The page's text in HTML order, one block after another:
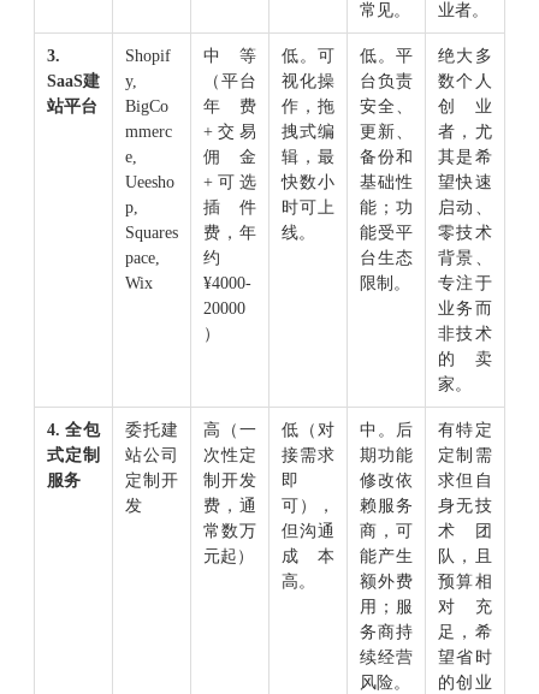
常见。
业者。
3.
SaaS建
站平台
Shopif
y,
BigCo
mmerc
e,
Ueesho
p,
Squares
pace,
Wix
中等
（平台
年费
+交易
佣金
+可选
插件
费，年
约
¥4000-
20000
）
低。可
视化操
作，拖
拽式编
辑，最
快数小
时可上
线。
低。平
台负责
安全、
更新、
备份和
基础性
能；功
能受平
台生态
限制。
绝大多
数个人
创业
者，尤
其是希
望快速
启动、
零技术
背景、
专注于
业务而
非技术
的卖
家。
4. 全包
式定制
服务
委托建
站公司
定制开
发
高（一
次性定
制开发
费，通
常数万
元起）
低（对
接需求
即
可），
但沟通
成本
高。
中。后
期功能
修改依
赖服务
商，可
能产生
额外费
用；服
务商持
续经营
风险。
有特定
定制需
求但自
身无技
术团
队，且
预算相
对充
足，希
望省时
的创业